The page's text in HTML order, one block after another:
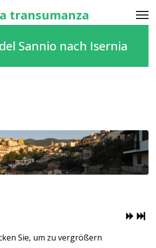
transumanza
Sannio nach Isernia
Sie, um zu vergrößern